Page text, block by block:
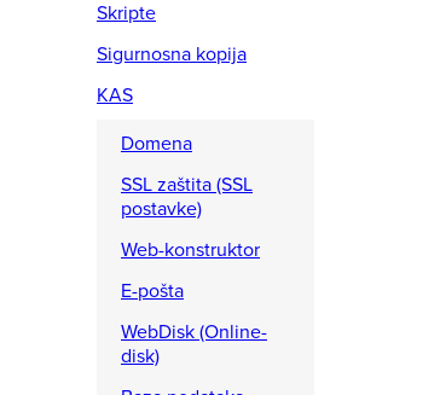
Skripte
Sigurnosna kopija
KAS
Domena
SSL zaštita (SSL
postavke)
Web-konstruktor
E-pošta
WebDisk (Online-
disk)